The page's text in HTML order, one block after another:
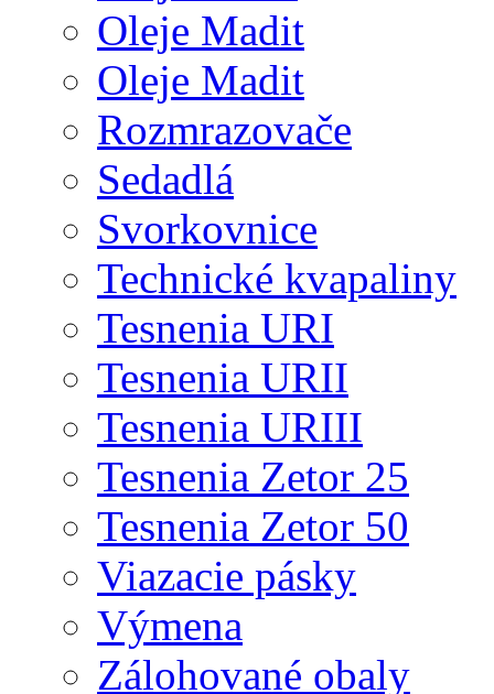
Oleje Madit
Oleje Madit
Rozmrazovače
Sedadlá
Svorkovnice
Technické kvapaliny
Tesnenia URI
Tesnenia URII
Tesnenia URIII
Tesnenia Zetor 25
Tesnenia Zetor 50
Viazacie pásky
Výmena
Zálohované obaly